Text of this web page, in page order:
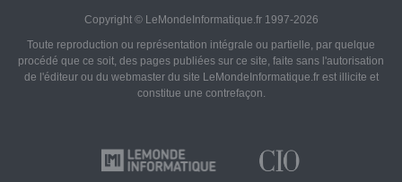
Copyright © LeMondeInformatique.fr 1997-2026
Toute reproduction ou représentation intégrale ou partielle, par quelque
procédé que ce soit, des pages publiées sur ce site, faite sans l'autorisation
de l'éditeur ou du webmaster du site LeMondeInformatique.fr est illicite et
constitue une contrefaçon.